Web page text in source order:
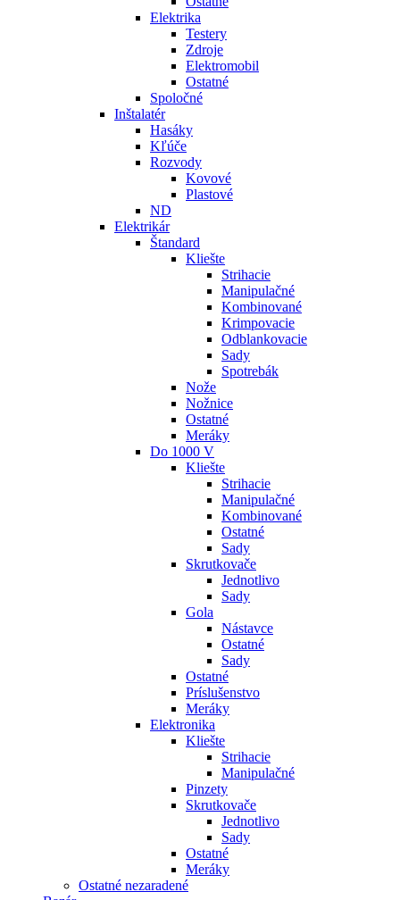
Elektrika
Testery
Zdroje
Elektromobil
Ostatné
Spoločné
Inštalatér
Hasáky
Kľúče
Rozvody
Kovové
Plastové
ND
Elektrikár
Štandard
Kliešte
Strihacie
Manipulačné
Kombinované
Krimpovacie
Odblankovacie
Sady
Spotrebák
Nože
Nožnice
Ostatné
Meráky
Do 1000 V
Kliešte
Strihacie
Manipulačné
Kombinované
Ostatné
Sady
Skrutkovače
Jednotlivo
Sady
Gola
Nástavce
Ostatné
Sady
Ostatné
Príslušenstvo
Meráky
Elektronika
Kliešte
Strihacie
Manipulačné
Pinzety
Skrutkovače
Jednotlivo
Sady
Ostatné
Meráky
Ostatné nezaradené